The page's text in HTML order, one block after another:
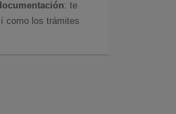
: te
como los trámites